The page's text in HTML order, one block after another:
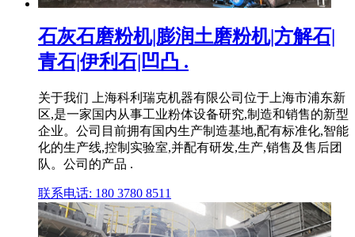
石灰石磨粉机|膨润土磨粉机|方解石|
青石|伊利石|凹凸 .
关于我们 上海科利瑞克机器有限公司位于上海市浦东新
区,是一家国内从事工业粉体设备研究,制造和销售的新型
企业。公司目前拥有国内生产制造基地,配有标准化,智能
化的生产线,控制实验室,并配有研发,生产,销售及售后团
队。公司的产品 .
联系电话: 180 3780 8511